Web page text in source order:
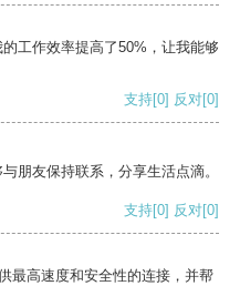
工作效率提高了50%，让我能够
支持[0] 反对[0]
朋友保持联系，分享生活点滴。
支持[0] 反对[0]
最高速度和安全性的连接，并帮